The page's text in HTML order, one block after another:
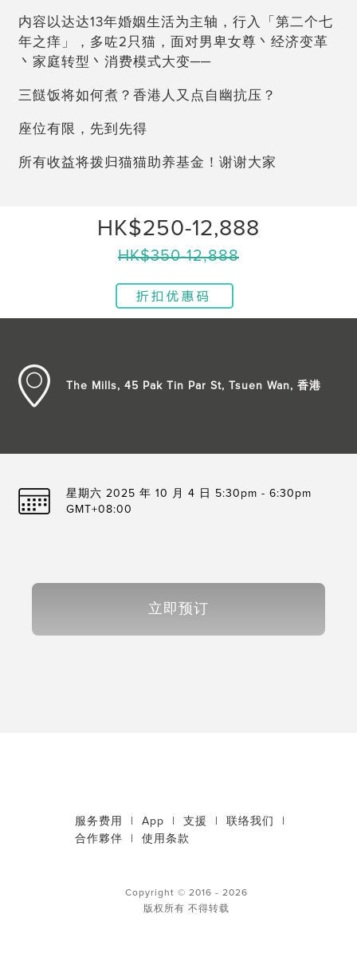
内容以达达13年婚姻生活为主轴，行入「第二个七
年之痒」，多咗2只猫，面对男卑女尊丶经济变革
丶家庭转型丶消费模式大变──
三餸饭将如何煮？香港人又点自幽抗压？
座位有限，先到先得
所有收益将拨归猫猫助养基金！谢谢大家
HK$250-12,888
HK$350-12,888
The Mills, 45 Pak Tin Par St, Tsuen Wan, 香港
星期六 2025 年 10 月 4 日 5:30pm - 6:30pm
GMT+08:00
立即预订
服务费用 App 支援 联络我们
合作夥伴
使用条款
Copyright © 2016 - 2026
版权所有 不得转载